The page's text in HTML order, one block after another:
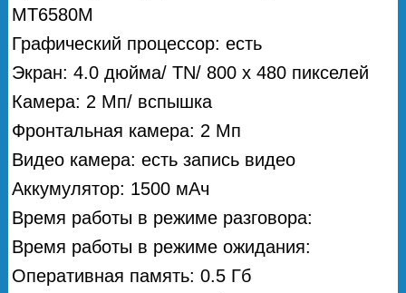
MT6580M
Графический процессор: есть
Экран: 4.0 дюйма/ TN/ 800 х 480 пикселей
Камера: 2 Мп/ вспышка
Фронтальная камера: 2 Мп
Видео камера: есть запись видео
Аккумулятор: 1500 мАч
Время работы в режиме разговора:
Время работы в режиме ожидания:
Оперативная память: 0.5 Гб